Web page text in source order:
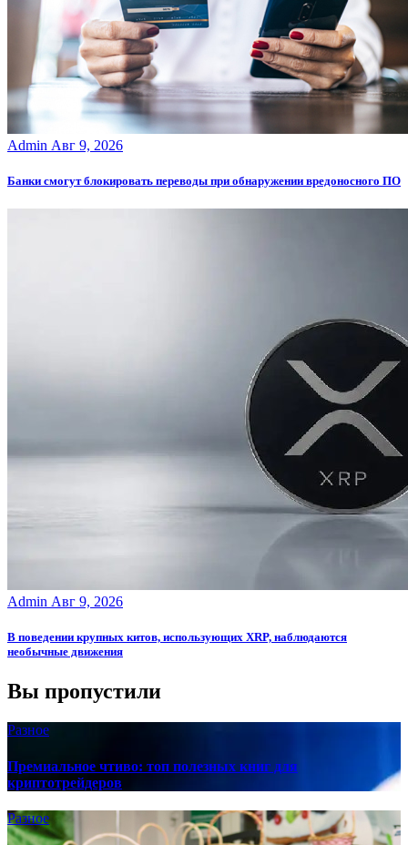
Admin Авг 9, 2026
Банки смогут блокировать переводы при обнаружении вредоносного ПО
Admin Авг 9, 2026
В поведении крупных китов, использующих XRP, наблюдаются
необычные движения
Вы пропустили
Разное
Премиальное чтиво: топ полезных книг для
криптотрейдеров
Разное